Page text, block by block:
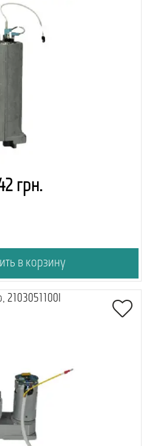
грн.
в корзину
2103051100I